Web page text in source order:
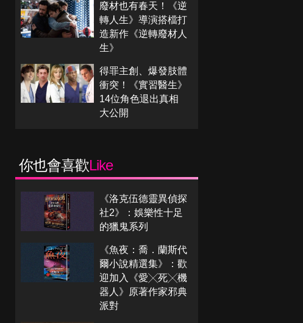
廢材也有春天！《逆
轉人生》導演搭檔打
造新作《逆轉廢材人
生》
得罪主創、爆發肢體
衝突！《實習醫生》
14位角色退出真相
大公開
你也會喜歡Like
《洛克伍德靈異偵探
社2》：娛樂性十足
的獵鬼系列
《魚夜：喬．蘭斯代
爾小說精選集》：歡
迎加入《愛╳死╳機
器人》原著作家邪典
派對